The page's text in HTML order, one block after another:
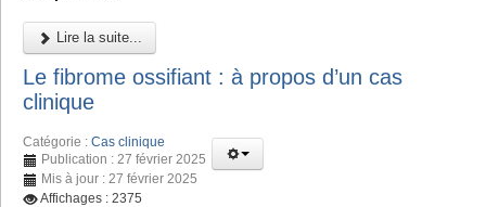
Lire la suite...
Le fibrome ossifiant : à propos d’un cas
clinique
Catégorie : Cas clinique
Publication : 27 février 2025
Mis à jour : 27 février 2025
Affichages : 2375